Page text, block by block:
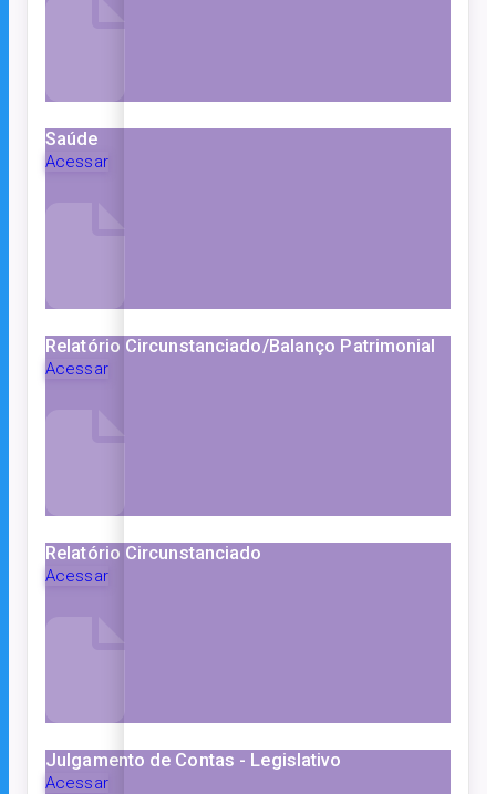
Saúde
Acessar
Relatório Circunstanciado/Balanço Patrimonial
Acessar
Relatório Circunstanciado
Acessar
Julgamento de Contas - Legislativo
Acessar